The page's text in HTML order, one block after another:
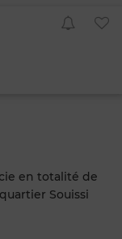
en totalité de
Souissi